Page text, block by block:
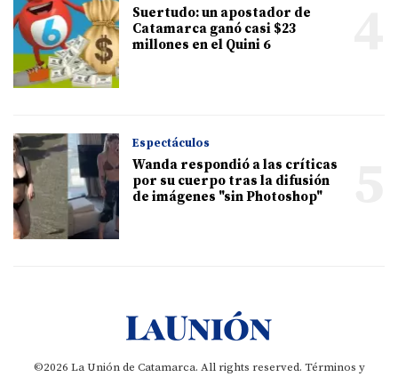
Suertudo: un apostador de
Catamarca ganó casi $23
millones en el Quini 6
Espectáculos
Wanda respondió a las críticas
por su cuerpo tras la difusión
de imágenes "sin Photoshop"
©2026 La Unión de Catamarca. All rights reserved. Términos y